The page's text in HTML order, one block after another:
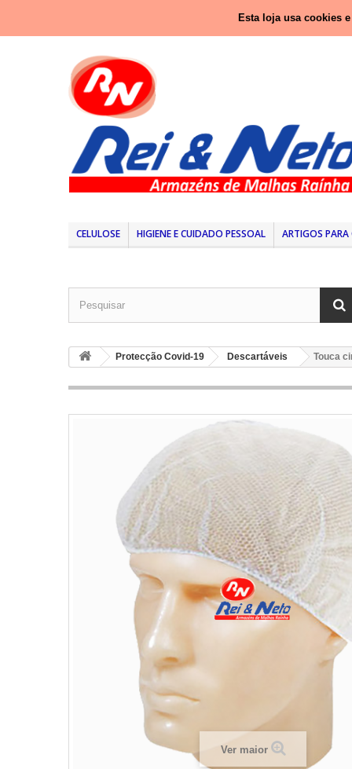
937 416 333 (Chamada para rede
CELULOSE HIGIENE E CUIDADO PESSOAL ARTIGOS
Protecção Covid-19 Descartáveis Touca
Ver maior
Esta loja usa cookies